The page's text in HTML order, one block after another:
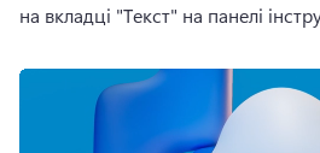
на вкладці "Текст" на панелі